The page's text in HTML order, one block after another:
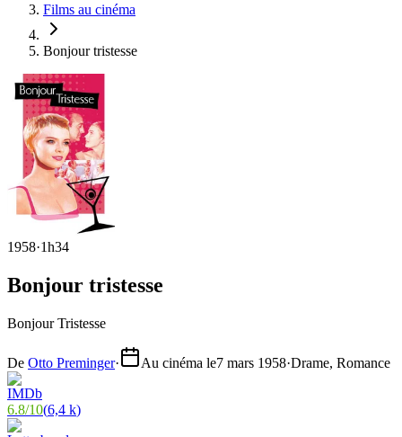
Films au cinéma
Bonjour tristesse
1958·1h34
Bonjour tristesse
Bonjour Tristesse
De Otto Preminger· Au cinéma le7 mars 1958·Drame, Romance
6.8/10(6,4 k)